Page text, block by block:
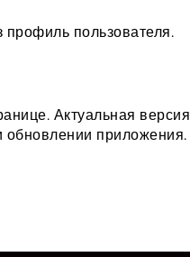
пользователя.
Актуальная версия
обновлении приложения.